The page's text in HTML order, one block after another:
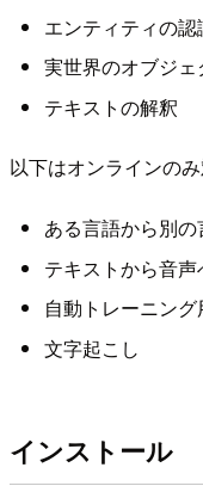
エンティティの認
実世界のオブジ
テキストの解釈
以下はオンラインのみ
ある言語から別
テキストから音声
自動トレーニン
文字起こし
インストール